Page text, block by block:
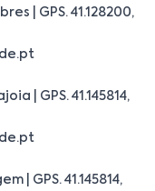
| GPS. 41.128200,
| GPS. 41.145814,
| GPS. 41.145814,